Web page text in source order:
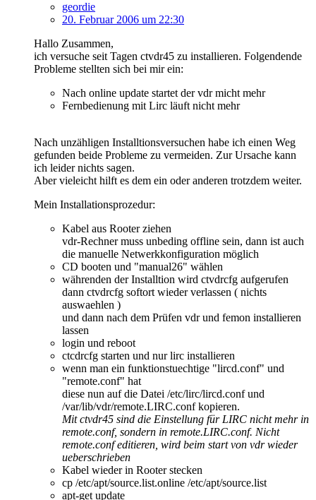
geordie
20. Februar 2006 um 22:30
Hallo Zusammen,
ich versuche seit Tagen ctvdr45 zu installieren. Folgendende
Probleme stellten sich bei mir ein:
Nach online update startet der vdr micht mehr
Fernbedienung mit Lirc läuft nicht mehr
Nach unzähligen Installtionsversuchen habe ich einen Weg
gefunden beide Probleme zu vermeiden. Zur Ursache kann
ich leider nichts sagen.
Aber vieleicht hilft es dem ein oder anderen trotzdem weiter.
Mein Installationsprozedur:
Kabel aus Rooter ziehen
vdr-Rechner muss unbeding offline sein, dann ist auch
die manuelle Netwerkkonfiguration möglich
CD booten und "manual26" wählen
währenden der Installtion wird ctvdrcfg aufgerufen
dann ctvdrcfg softort wieder verlassen ( nichts
auswaehlen )
und dann nach dem Prüfen vdr und femon installieren
lassen
login und reboot
ctcdrcfg starten und nur lirc installieren
wenn man ein funktionstuechtige "lircd.conf" und
"remote.conf" hat
diese nun auf die Datei /etc/lirc/lircd.conf und
/var/lib/vdr/remote.LIRC.conf kopieren.
Mit ctvdr45 sind die Einstellung für LIRC nicht mehr in
remote.conf, sondern in remote.LIRC.conf. Nicht
remote.conf editieren, wird beim start von vdr wieder
ueberschrieben
Kabel wieder in Rooter stecken
cp /etc/apt/source.list.online /etc/apt/source.list
apt-get update